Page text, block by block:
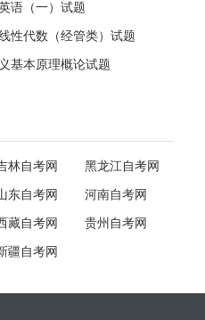
语（一）试题
性代数（经管类）试题
基本原理概论试题
林自考网 黑龙江自考网
东自考网 河南自考网
藏自考网 贵州自考网
疆自考网